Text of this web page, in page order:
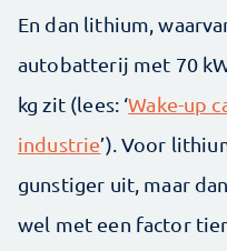
En dan lithium,
autobatterij met 70
kg zit (lees: ‘Wake-up
industrie’). Voor
gunstiger uit, maar
wel met een factor